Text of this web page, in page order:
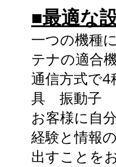
■最適な
一つの機種
テナの適合
通信方式で
具 振動子
お客様に自
経験と情報
出すことを